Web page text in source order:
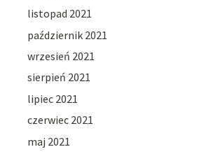
listopad 2021
październik 2021
wrzesień 2021
sierpień 2021
lipiec 2021
czerwiec 2021
maj 2021